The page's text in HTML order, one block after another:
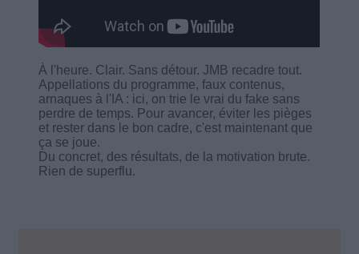
À l'heure. Clair. Sans détour. JMB recadre tout.
Appellations du programme, faux contenus,
arnaques à l'IA : ici, on trie le vrai du fake sans
perdre de temps. Pour avancer, éviter les pièges
et rester dans le bon cadre, c'est maintenant que
ça se joue.
Du concret, des résultats, de la motivation brute.
Rien de superflu.